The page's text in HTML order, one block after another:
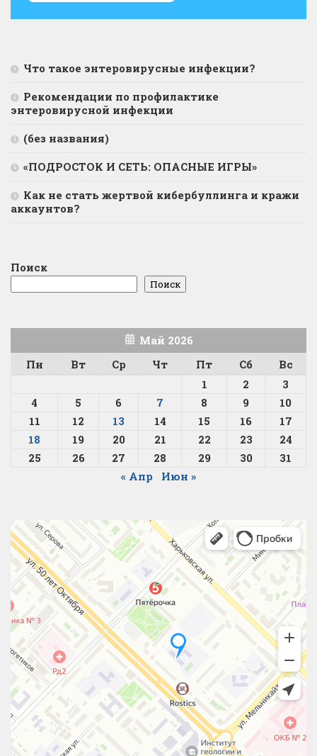
Что такое энтеровирусные инфекции?
Рекомендации по профилактике
энтеровирусной инфекции
(без названия)
«ПОДРОСТОК И СЕТЬ: ОПАСНЫЕ ИГРЫ»
Как не стать жертвой кибербуллинга и кражи
аккаунтов?
Поиск
Поиск
Май 2026
Пн
Вт Ср Чт Пт Сб
Вс
1
2
3
4
5 6 7 8 9
10
11
12 13 14 15 16
17
18
19 20 21 22 23
24
25
26 27 28 29 30
31
« Апр
Июн »